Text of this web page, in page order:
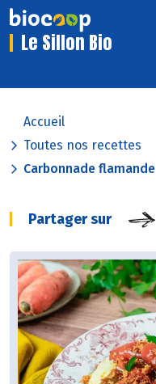
Le Sillon Bio
Accueil
Toutes nos recettes
Carbonnade flamande
Partager sur